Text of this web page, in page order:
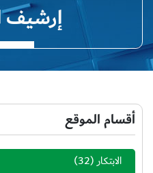
إرشيف
أقسام الموقع
الابتكار(32)